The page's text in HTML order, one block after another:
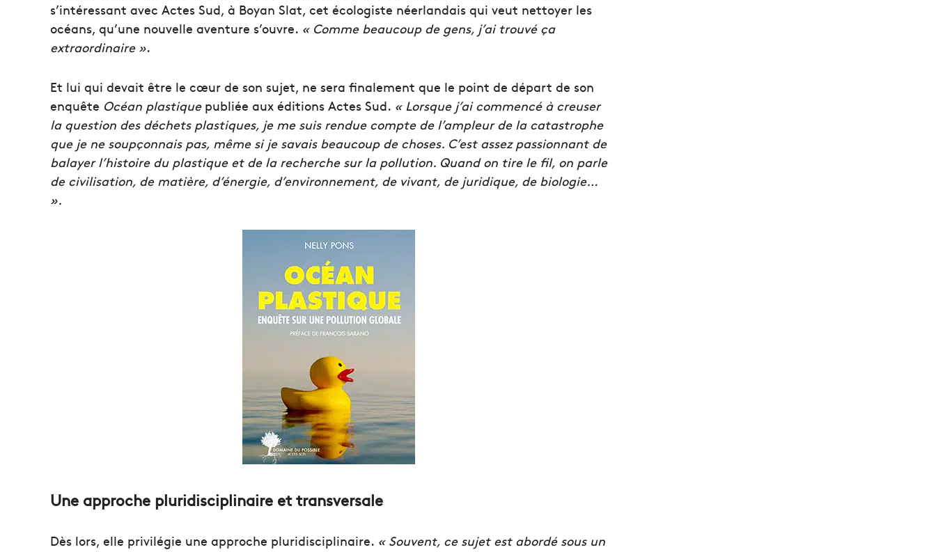
s’intéressant avec Actes Sud, à Boyan Slat, cet écologiste néerlandais qui veut nettoyer les
océans, qu’une nouvelle aventure s’ouvre. « Comme beaucoup de gens, j’ai trouvé ça
extraordinaire ».
Et lui qui devait être le cœur de son sujet, ne sera finalement que le point de départ de son
enquête Océan plastiquepubliée aux éditions Actes Sud. « Lorsque j’ai commencé à creuser
la question des déchets plastiques, je me suis rendue compte de l’ampleur de la catastrophe
que je ne soupçonnais pas, même si je savais beaucoup de choses. C’est assez passionnant de
balayer l’histoire du plastique et de la recherche sur la pollution. Quand on tire le fil, on parle
de civilisation, de matière, d’énergie, d’environnement, de vivant, de juridique, de biologie…
».
Une approche pluridisciplinaire et transversale
Dès lors, elle privilégie une approche pluridisciplinaire. « Souvent, ce sujet est abordé sous un